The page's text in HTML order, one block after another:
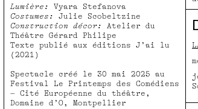
Lumière:
Vyara Stefanova
Costumes:
Julie Scobeltzine
Construction décor:
Atelier du
Théâtre Gérard Philipe
Texte publié aux éditions J’ai lu
(2021)
Spectacle créé le 30 mai 2025 au
Festival Le Printemps des Comédiens
– Cité Européenne du théâtre,
Domaine d’O, Montpellier